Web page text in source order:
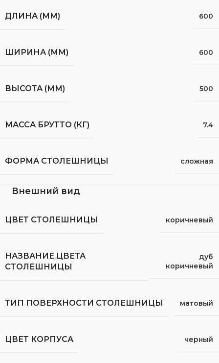
ДЛИНА (ММ) 600
ШИРИНА (ММ) 600
ВЫСОТА (ММ) 500
МАССА БРУТТО (КГ) 7.4
ФОРМА СТОЛЕШНИЦЫ сложная
Внешний вид
ЦВЕТ СТОЛЕШНИЦЫ коричневый
НАЗВАНИЕ ЦВЕТА
СТОЛЕШНИЦЫ
дуб
коричневый
ТИП ПОВЕРХНОСТИ СТОЛЕШНИЦЫ матовый
ЦВЕТ КОРПУСА черный